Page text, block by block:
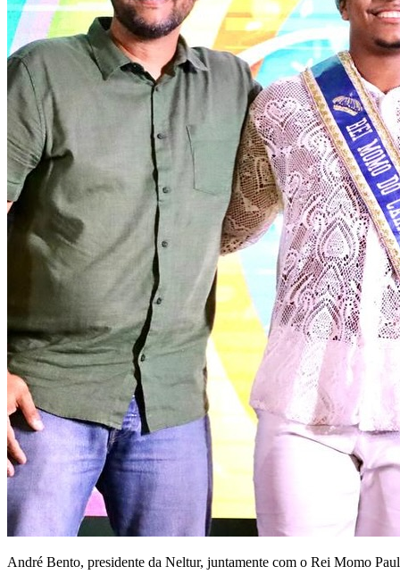
André Bento, presidente da Neltur, juntamente com o Rei Momo